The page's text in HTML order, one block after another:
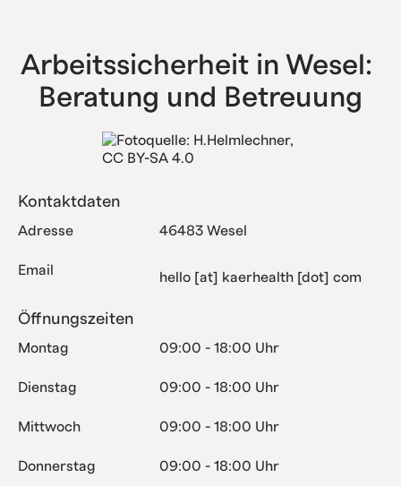
Arbeitssicherheit in Wesel:
Beratung und Betreuung
Kontaktdaten
Adresse 46483 Wesel
Email hello [at] kaerhealth [dot] com
Öffnungszeiten
Montag 09:00 - 18:00 Uhr
Dienstag 09:00 - 18:00 Uhr
Mittwoch 09:00 - 18:00 Uhr
Donnerstag 09:00 - 18:00 Uhr